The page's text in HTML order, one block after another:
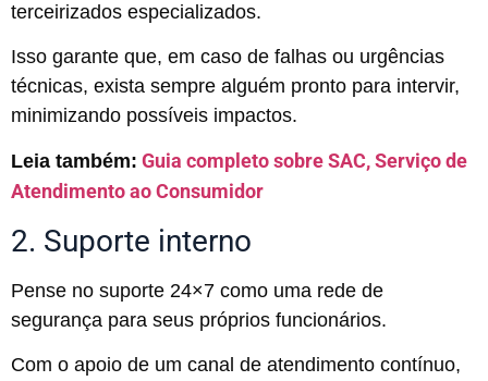
terceirizados especializados.
Isso garante que, em caso de falhas ou urgências
técnicas, exista sempre alguém pronto para intervir,
minimizando possíveis impactos.
Leia também: Guia completo sobre SAC, Serviço de
Atendimento ao Consumidor
2. Suporte interno
Pense no suporte 24×7 como uma rede de
segurança para seus próprios funcionários.
Com o apoio de um canal de atendimento contínuo,